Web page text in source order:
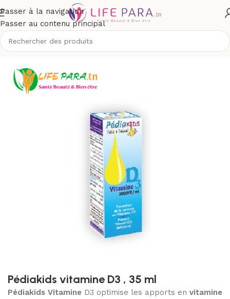
Passer à la navigation
Passer au contenu principal
et maman/Compléments alimentaires bébé et enfant
Pédiakids vitamine D3 , 35 ml
Pédiakids Vitamine D3 optimise les apports en vitamine